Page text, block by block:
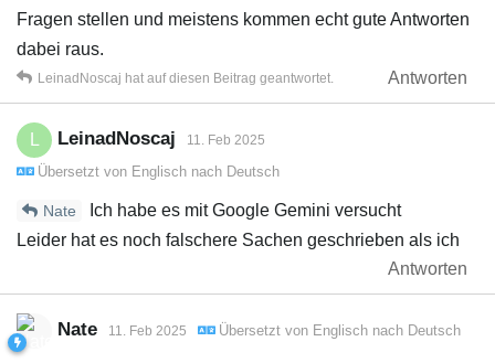
Fragen stellen und meistens kommen echt gute Antworten
dabei raus.
Antworten
LeinadNoscaj hat auf diesen Beitrag geantwortet.
LeinadNoscaj 11. Feb 2025
Übersetzt von Englisch nach Deutsch
Nate
Ich habe es mit Google Gemini versucht
Leider hat es noch falschere Sachen geschrieben als ich
Antworten
Nate 11. Feb 2025 Übersetzt von Englisch nach Deutsch